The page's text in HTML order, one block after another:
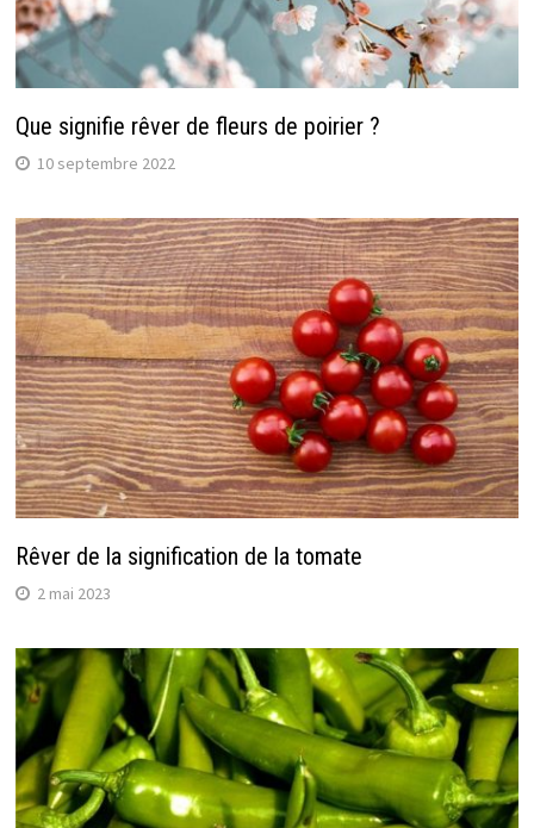
Que signifie rêver de fleurs de poirier ?
10 septembre 2022
Rêver de la signification de la tomate
2 mai 2023